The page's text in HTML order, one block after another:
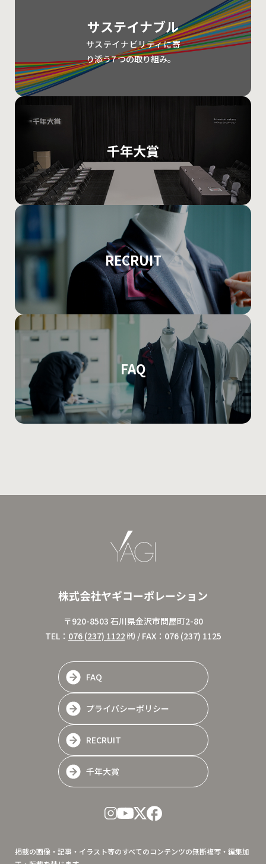
サステイナブル
サステイナビリティに寄
り添う7 つの取り組み。
千年大賞
RECRUIT
FAQ
株式会社ヤギコーポレーション
〒920-8503 石川県金沢市問屋町2-80
TEL： 076 (237) 1122㈹ / FAX：076 (237) 1125
FAQ
プライバシーポリシー
RECRUIT
千年大賞
掲載の画像・記事・イラスト等のすべてのコンテンツの無断複写・編集加